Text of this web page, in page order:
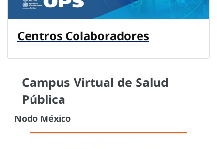
Centros Colaboradores
Campus Virtual de Salud
Pública
Nodo México